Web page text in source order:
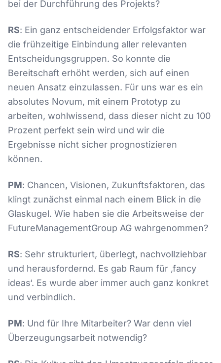
bei der Durchführung des Projekts?
RS: Ein ganz entscheidender Erfolgsfaktor war
die frühzeitige Einbindung aller relevanten
Entscheidungsgruppen. So konnte die
Bereitschaft erhöht werden, sich auf einen
neuen Ansatz einzulassen. Für uns war es ein
absolutes Novum, mit einem Prototyp zu
arbeiten, wohlwissend, dass dieser nicht zu 100
Prozent perfekt sein wird und wir die
Ergebnisse nicht sicher prognostizieren
können.
PM: Chancen, Visionen, Zukunftsfaktoren, das
klingt zunächst einmal nach einem Blick in die
Glaskugel. Wie haben sie die Arbeitsweise der
FutureManagementGroup AG wahrgenommen?
RS: Sehr strukturiert, überlegt, nachvollziehbar
und herausfordernd. Es gab Raum für ‚fancy
ideas‘. Es wurde aber immer auch ganz konkret
und verbindlich.
PM: Und für Ihre Mitarbeiter? War denn viel
Überzeugungsarbeit notwendig?